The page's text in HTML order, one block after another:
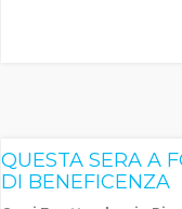
QUESTA SERA A
DI BENEFICENZA